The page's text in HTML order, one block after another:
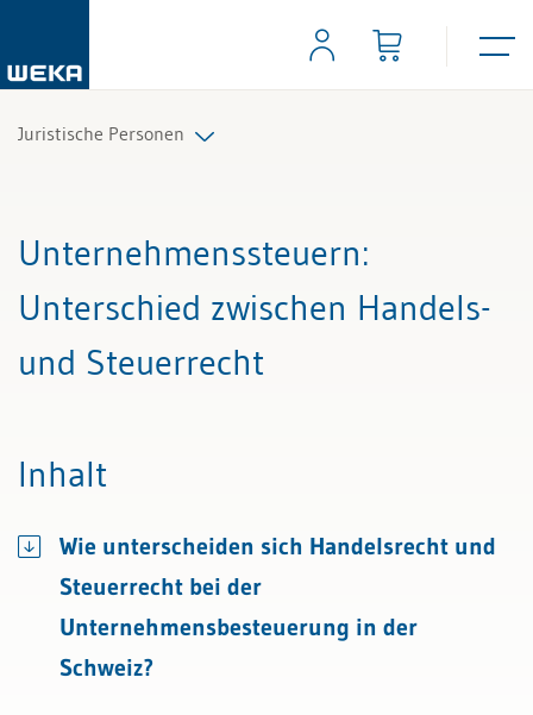
Juristische Personen
Alle Fachexperten
Unternehmenssteuern:
Unterschied zwischen Handels-
und Steuerrecht
Inhalt
Wie unterscheiden sich Handelsrecht und
Steuerrecht bei der
Unternehmensbesteuerung in der
Schweiz?